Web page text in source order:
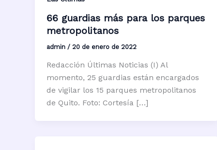
66 guardias más para los parques
metropolitanos
admin / 20 de enero de 2022
Redacción Últimas Noticias (I) Al
momento, 25 guardias están encargados
de vigilar los 15 parques metropolitanos
de Quito. Foto: Cortesía […]